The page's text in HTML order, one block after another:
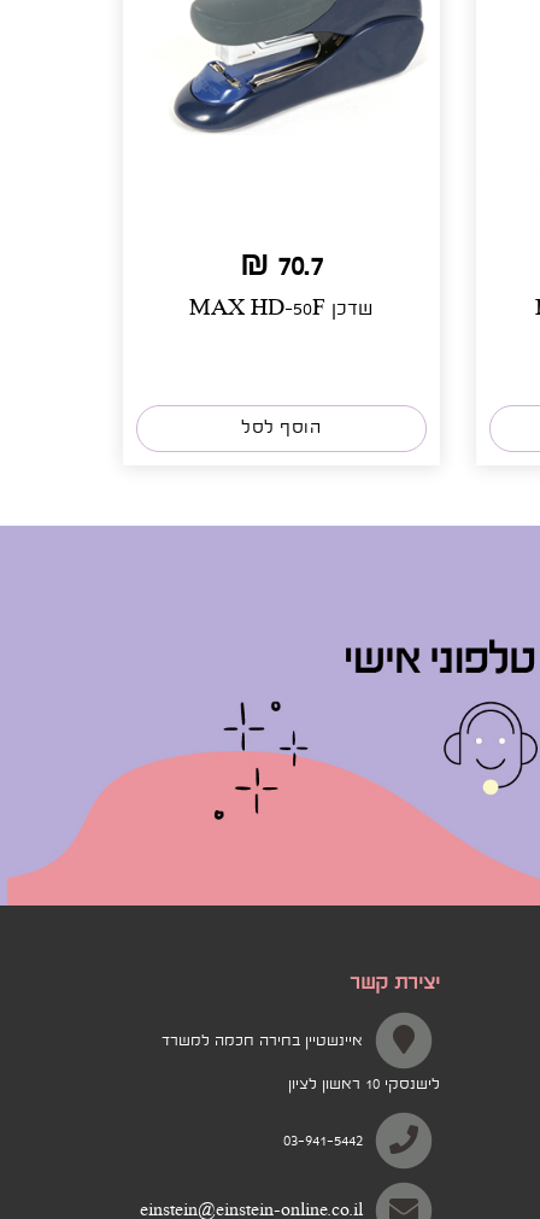
70.7 ₪
שדכן MAX HD-50F
הוסף לסל
יצירת קשר
איינשטיין בחירה חכמה למשרד
לישנסקי 10 ראשון לציון
03-941-5442
einstein@einstein-online.co.il